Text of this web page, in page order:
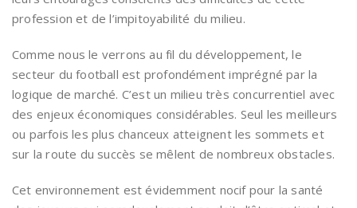
profession et de l’impitoyabilité du milieu.
Comme nous le verrons au fil du développement, le
secteur du football est profondément imprégné par la
logique de marché. C’est un milieu très concurrentiel avec
des enjeux économiques considérables. Seul les meilleurs
ou parfois les plus chanceux atteignent les sommets et
sur la route du succès se mêlent de nombreux obstacles.
Cet environnement est évidemment nocif pour la santé